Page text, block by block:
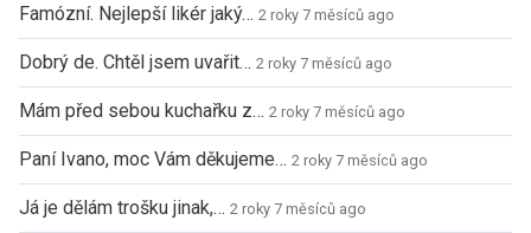
Famózní. Nejlepší likér jaký… 2 roky 7 měsíců ago
Dobrý de. Chtěl jsem uvařit… 2 roky 7 měsíců ago
Mám před sebou kuchařku z… 2 roky 7 měsíců ago
Paní Ivano, moc Vám děkujeme… 2 roky 7 měsíců ago
Já je dělám trošku jinak,… 2 roky 7 měsíců ago